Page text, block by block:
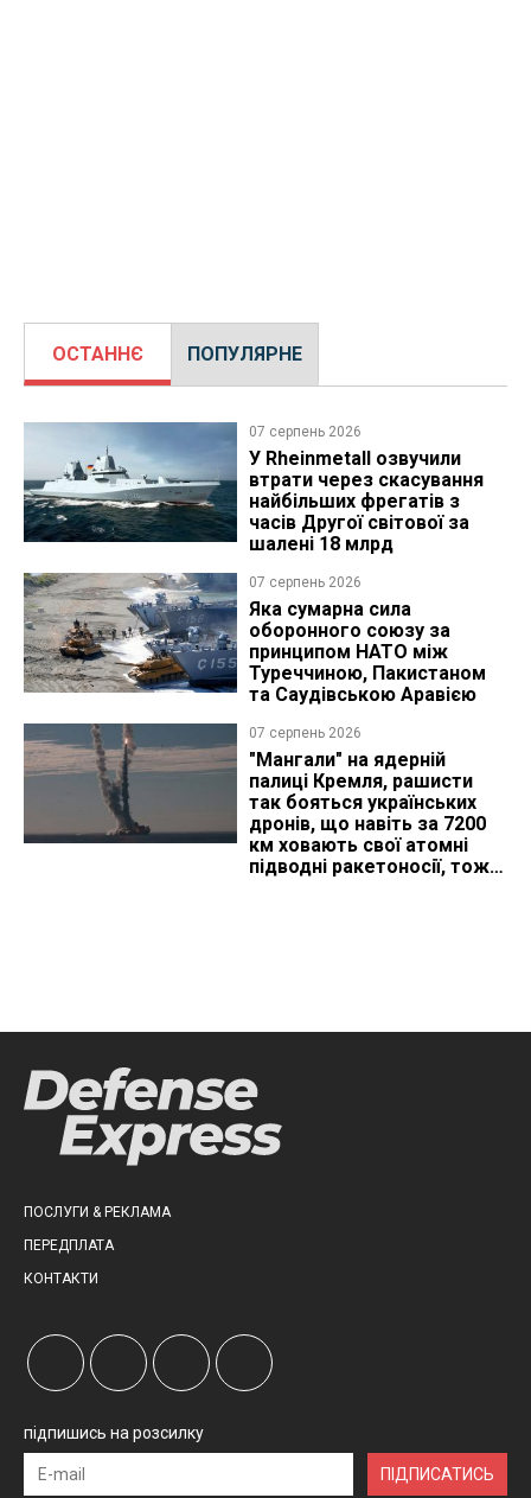
ОСТАННЄ ПОПУЛЯРНЕ
07 серпень 2026
У Rheinmetall озвучили
втрати через скасування
найбільших фрегатів з
часів Другої світової за
шалені 18 млрд
07 серпень 2026
Яка сумарна сила
оборонного союзу за
принципом НАТО між
Туреччиною, Пакистаном
та Саудівською Аравією
07 серпень 2026
"Мангали" на ядерній
палиці Кремля, рашисти
так бояться українських
дронів, що навіть за 7200
км ховають свої атомні
підводні ракетоносії, тож
ПОСЛУГИ & РЕКЛАМА
ПЕРЕДПЛАТА
КОНТАКТИ
підпишись на розсилку
ПІДПИСАТИСЬ